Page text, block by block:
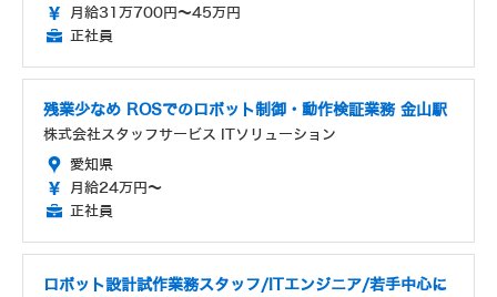
月給31万700円～45万円
正社員
残業少なめ ROSでのロボット制御・動作検証業務 金山駅
株式会社スタッフサービス ITソリューション
愛知県
月給24万円～
正社員
ロボット設計試作業務スタッフ/ITエンジニア/若手中心に